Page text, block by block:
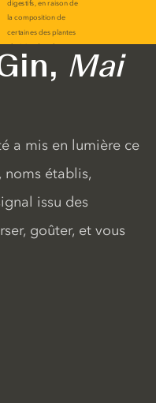
Mai
a mis en lumière ce
noms établis,
issu des
goûter, et vous